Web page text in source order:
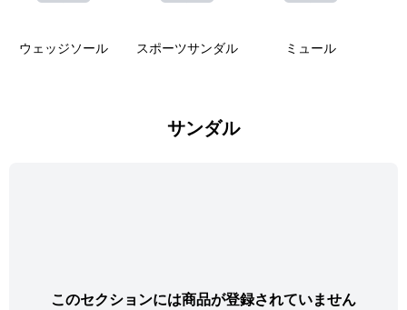
ウェッジソール スポーツサンダル ミュール
サンダル
このセクションには商品が登録されていません